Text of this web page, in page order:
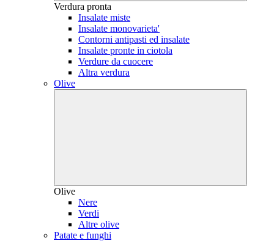
Verdura pronta
Insalate miste
Insalate monovarieta'
Contorni antipasti ed insalate
Insalate pronte in ciotola
Verdure da cuocere
Altra verdura
Olive
Olive
Nere
Verdi
Altre olive
Patate e funghi